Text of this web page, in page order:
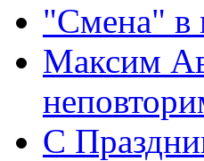
"Смена" в
Максим
С